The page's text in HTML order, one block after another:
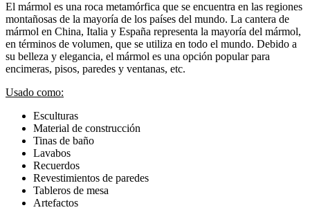
El mármol es una roca metamórfica que se encuentra en las regiones
montañosas de la mayoría de los países del mundo. La cantera de
mármol en China, Italia y España representa la mayoría del mármol,
en términos de volumen, que se utiliza en todo el mundo. Debido a
su belleza y elegancia, el mármol es una opción popular para
encimeras, pisos, paredes y ventanas, etc.
Usado como:
Esculturas
Material de construcción
Tinas de baño
Lavabos
Recuerdos
Revestimientos de paredes
Tableros de mesa
Artefactos